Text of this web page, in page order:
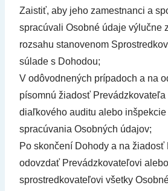
Zaistiť, aby jeho zamestnanci a
spracúvali Osobné údaje výlučne
rozsahu stanovenom
súlade s Dohodou;
V odôvodnených prípadoch a na
písomnú žiadosť
diaľkového auditu alebo inšpekcie
spracúvania Osobných údajov;
Po skončení Dohody a na žiadosť
odovzdať Prevádzkovateľovi
sprostredkovateľovi všetky